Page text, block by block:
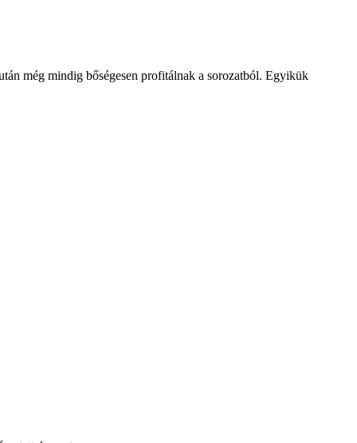
még mindig bőségesen profitálnak a sorozatból. Egyikük